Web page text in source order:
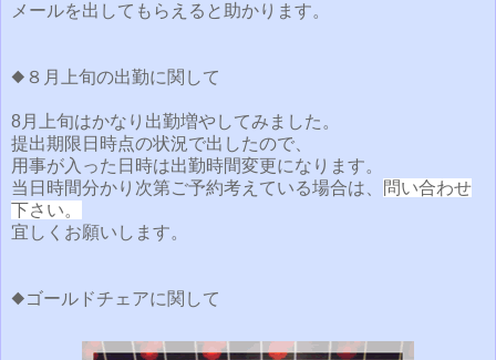
メールを出してもらえると助かります。
◆８月上旬の出勤に関して
8月上旬はかなり出勤増やしてみました。
提出期限日時点の状況で出したので、
用事が入った日時は出勤時間変更になります。
当日時間分かり次第ご予約考えている場合は、
問い合わせ
下さい。
宜しくお願いします。
◆ゴールドチェアに関して